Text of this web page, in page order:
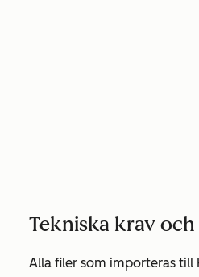
Tekniska krav
Alla filer som importeras till